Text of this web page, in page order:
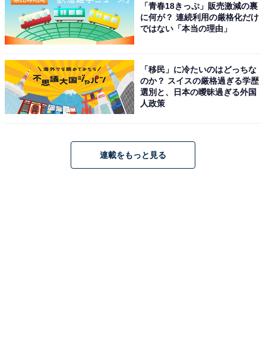
「青春18きっぷ」販売激減の裏
に何が？ 連続利用の厳格化だけ
ではない「本当の理由」
「移民」に冷たいのはどっちな
のか？ スイスの厳格過ぎる学歴
選別と、日本の曖昧過ぎる外国
人政策
連載をもっと見る